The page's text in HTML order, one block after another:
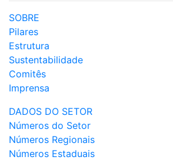
SOBRE
Pilares
Estrutura
Sustentabilidade
Comitês
Imprensa
DADOS DO SETOR
Números do Setor
Números Regionais
Números Estaduais